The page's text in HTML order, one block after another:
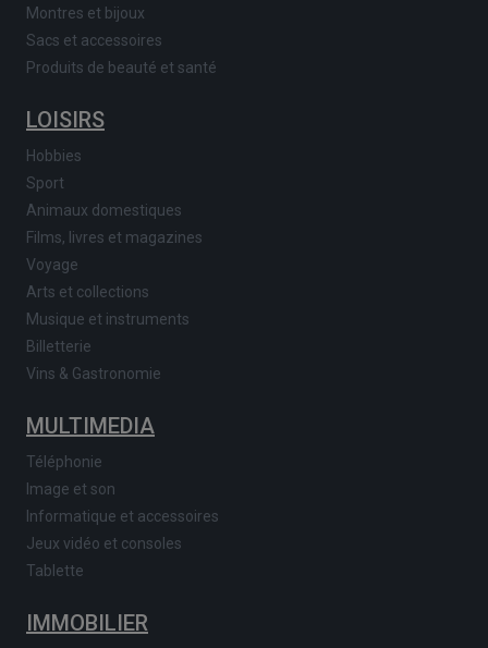
Montres et bijoux
Sacs et accessoires
Produits de beauté et santé
LOISIRS
Hobbies
Sport
Animaux domestiques
Films, livres et magazines
Voyage
Arts et collections
Musique et instruments
Billetterie
Vins & Gastronomie
MULTIMEDIA
Téléphonie
Image et son
Informatique et accessoires
Jeux vidéo et consoles
Tablette
IMMOBILIER